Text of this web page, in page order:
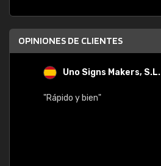
OPINIONES DE CLIENTES
Uno Signs Makers, S.L.
"Rápido y bien"